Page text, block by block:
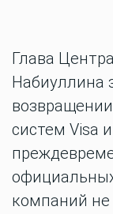
Глава
Набиуллина
систем Visa
компаний не